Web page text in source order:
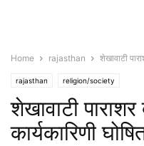
Home rajasthan शेखावाटी
rajasthan religion/society
शेखावाटी
कार्यकारिणी